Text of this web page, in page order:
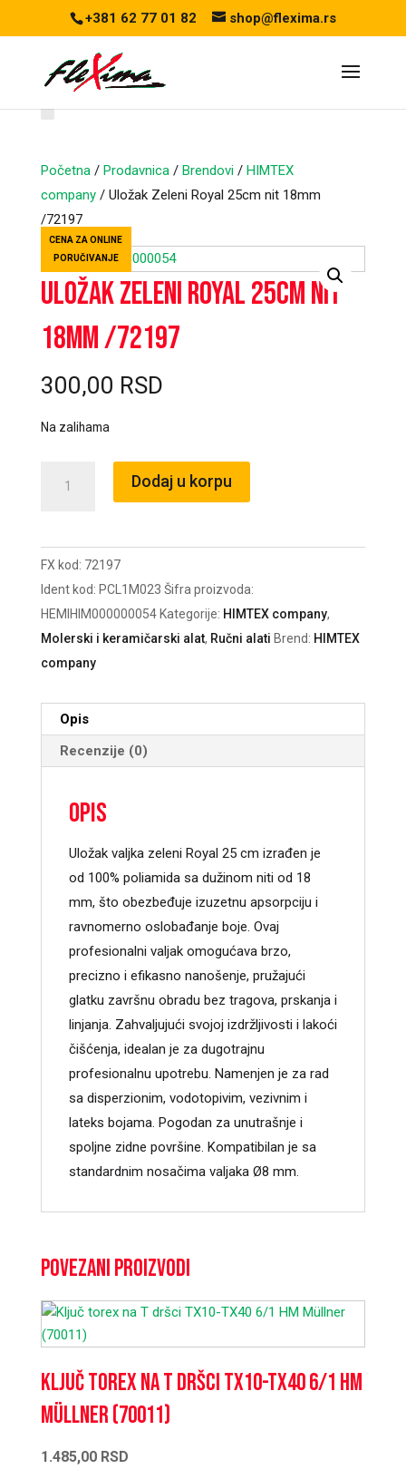
+381 62 77 01 82 shop@flexima.rs
Početna/ Prodavnica/ Brendovi/ HIMTEX
company/ Uložak Zeleni Royal 25cm nit 18mm
/72197
CENA ZA ONLINE
PORUČIVANJE
Uložak Zeleni Royal 25cm nit
18mm /72197
300,00 RSD
Na zalihama
25cm
nit
18mm
/72197
količina
Dodaj u korpu
FX kod: 72197
Ident kod: PCL1M023 Šifra proizvoda:
HEMIHIM000000054 Kategorije: HIMTEX company,
Molerski i keramičarski alat, Ručni alati Brend: HIMTEX
company
Opis
Recenzije (0)
Opis
Uložak valjka zeleni Royal 25 cm izrađen je
od 100% poliamida sa dužinom niti od 18
mm, što obezbeđuje izuzetnu apsorpciju i
ravnomerno oslobađanje boje. Ovaj
profesionalni valjak omogućava brzo,
precizno i efikasno nanošenje, pružajući
glatku završnu obradu bez tragova, prskanja i
linjanja. Zahvaljujući svojoj izdržljivosti i lakoći
čišćenja, idealan je za dugotrajnu
profesionalnu upotrebu. Namenjen je za rad
sa disperzionim, vodotopivim, vezivnim i
lateks bojama. Pogodan za unutrašnje i
spoljne zidne površine. Kompatibilan je sa
standardnim nosačima valjaka Ø8 mm.
Povezani proizvodi
Ključ torex na T dršci TX10-TX40 6/1 HM
Müllner (70011)
1.485,00 RSD